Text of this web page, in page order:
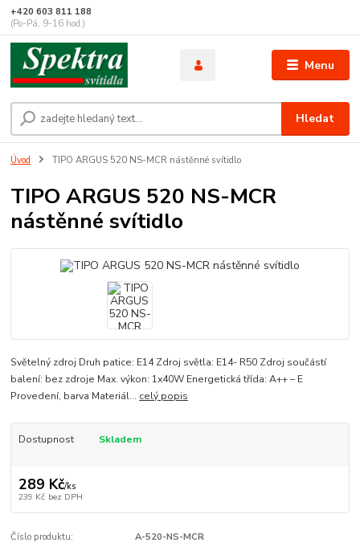
Menu
Hledat
+420 603 811 188
(Po-Pá, 9-16 hod.)
Úvod TIPO ARGUS 520 NS-MCR nástěnné svítidlo
TIPO ARGUS 520 NS-MCR
nástěnné svítidlo
Světelný zdroj Druh patice: E14 Zdroj světla: E14- R50 Zdroj součástí
balení: bez zdroje Max. výkon: 1x40W Energetická třída: A++ – E
Provedení, barva Materiál... celý popis
Dostupnost Skladem
289 Kč/ks
239 Kč bez DPH
Číslo produktu: A-520-NS-MCR